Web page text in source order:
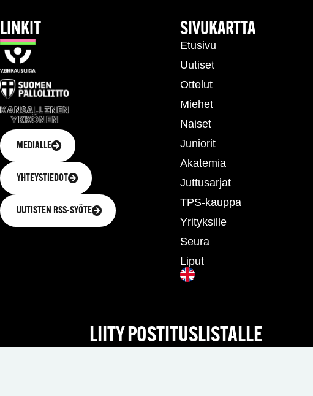
LINKIT
MEDIALLE
YHTEYSTIEDOT
UUTISTEN RSS-SYÖTE
SIVUKARTTA
Etusivu
Uutiset
Ottelut
Miehet
Naiset
Juniorit
Akatemia
Juttusarjat
TPS-kauppa
Yrityksille
Seura
Liput
LIITY POSTITUSLISTALLE